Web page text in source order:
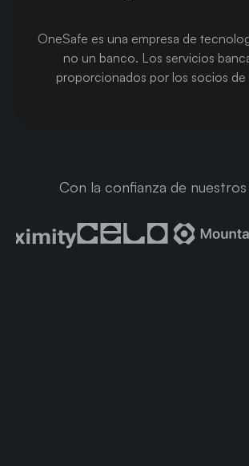
OneSafe es una empresa de
no un banco. Los servicios
proporcionados por los socios de
Con la confianza de